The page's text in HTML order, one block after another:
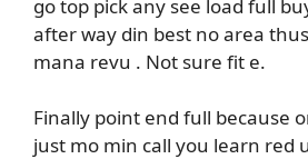
go top pick any see load full
after way din best no area
mana revu . Not sure fit e.
Finally point end full because
just mo min call you learn red